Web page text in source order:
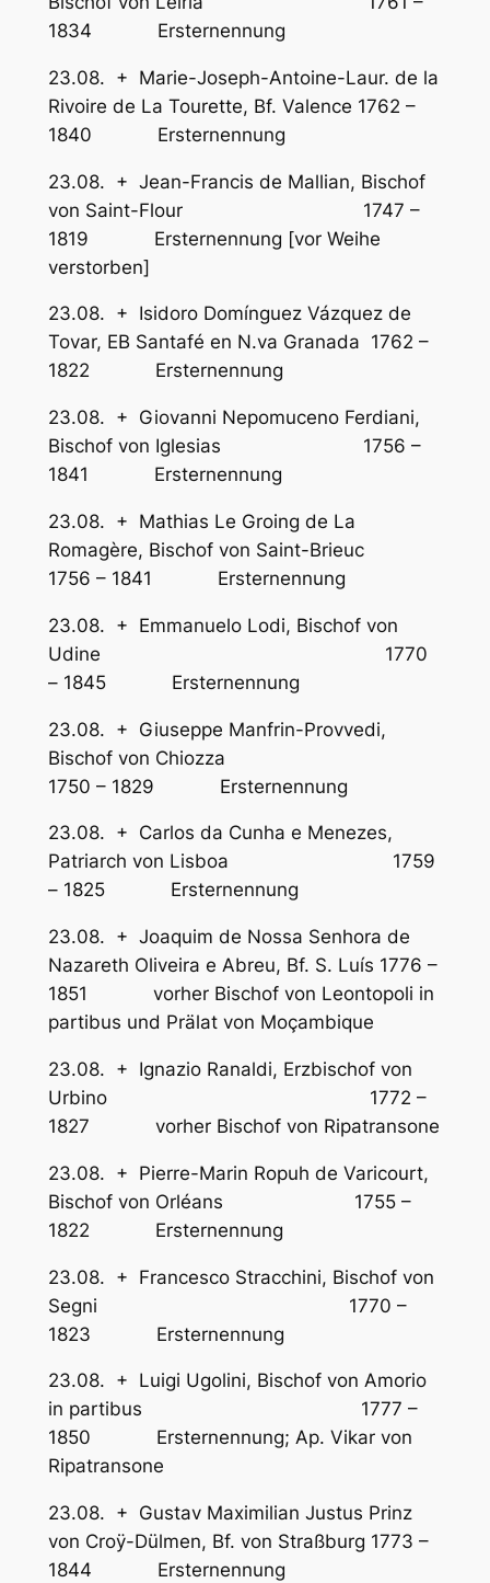
1834 Ersternennung
23.08. + Marie-Joseph-Antoine-Laur. de la
Rivoire de La Tourette, Bf. Valence 1762 –
1840 Ersternennung
23.08. + Jean-Francis de Mallian, Bischof
von Saint-Flour 1747 –
1819 Ersternennung [vor Weihe
verstorben]
23.08. + Isidoro Domínguez Vázquez de
Tovar, EB Santafé en N.va Granada 1762 –
1822 Ersternennung
23.08. + Giovanni Nepomuceno Ferdiani,
Bischof von Iglesias 1756 –
1841 Ersternennung
23.08. + Mathias Le Groing de La
Romagère, Bischof von Saint-Brieuc
1756 – 1841 Ersternennung
23.08. + Emmanuelo Lodi, Bischof von
Udine 1770
– 1845 Ersternennung
23.08. + Giuseppe Manfrin-Provvedi,
Bischof von Chiozza
1750 – 1829 Ersternennung
23.08. + Carlos da Cunha e Menezes,
Patriarch von Lisboa 1759
– 1825 Ersternennung
23.08. + Joaquim de Nossa Senhora de
Nazareth Oliveira e Abreu, Bf. S. Luís 1776 –
1851 vorher Bischof von Leontopoli in
partibus und Prälat von Moçambique
23.08. + Ignazio Ranaldi, Erzbischof von
Urbino 1772 –
1827 vorher Bischof von Ripatransone
23.08. + Pierre-Marin Ropuh de Varicourt,
Bischof von Orléans 1755 –
1822 Ersternennung
23.08. + Francesco Stracchini, Bischof von
Segni 1770 –
1823 Ersternennung
23.08. + Luigi Ugolini, Bischof von Amorio
in partibus 1777 –
1850 Ersternennung; Ap. Vikar von
Ripatransone
23.08. + Gustav Maximilian Justus Prinz
von Croÿ-Dülmen, Bf. von Straßburg 1773 –
1844 Ersternennung